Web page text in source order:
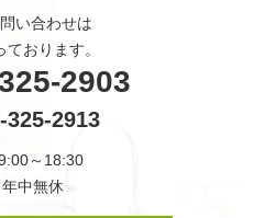
い合わせは
おります。
2903
325-2913
～18:30
中無休